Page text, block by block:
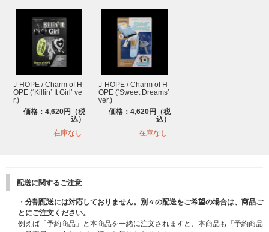
J-HOPE / Charm of H
OPE (‘Killin’ It Girl’ ve
r.)
価格：4,620円（税
込）
在庫なし
J-HOPE / Charm of H
OPE (‘Sweet Dreams’
ver.)
価格：4,620円（税
込）
在庫なし
配送に関するご注意
・ 分割配送には対応しておりません。別々の配送をご希望の場合は、商品ご
とにご注文ください。
例えば「予約商品」と本商品を一緒に注文されますと、本商品も「予約商品